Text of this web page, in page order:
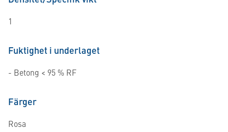
1
Fuktighet i underlaget
- Betong < 95 % RF
Färger
Rosa